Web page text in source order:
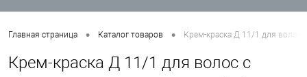
Главная страница • Каталог товаров • Крем-краска Д 11/1 для волос
Крем-краска Д 11/1 для волос с